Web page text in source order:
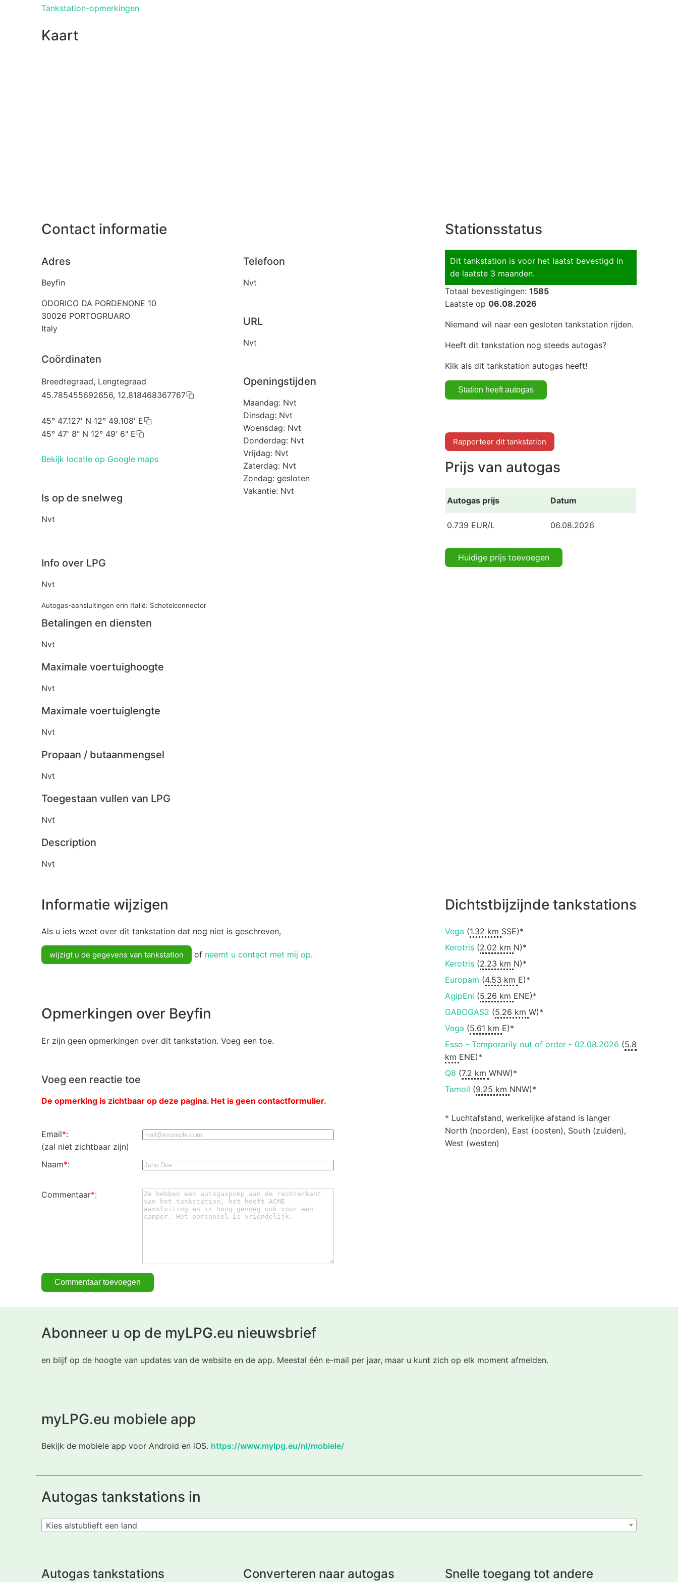
Tankstation-opmerkingen
Kaart
Contact informatie
Adres
Beyfin
ODORICO DA PORDENONE 10
30026 PORTOGRUARO
Italy
Coördinaten
Breedtegraad, Lengtegraad
45.785455692656, 12.818468367767
45° 47.127' N 12° 49.108' E
45° 47' 8" N 12° 49' 6" E
Bekijk locatie op Google maps
Is op de snelweg
Nvt
Telefoon
Nvt
URL
Nvt
Openingstijden
Maandag: Nvt
Dinsdag: Nvt
Woensdag: Nvt
Donderdag: Nvt
Vrijdag: Nvt
Zaterdag: Nvt
Zondag: gesloten
Vakantie: Nvt
Info over LPG
Nvt
Autogas-aansluitingen erin Italië: Schotelconnector
Betalingen en diensten
Nvt
Maximale voertuighoogte
Nvt
Maximale voertuiglengte
Nvt
Propaan / butaanmengsel
Nvt
Toegestaan vullen van LPG
Nvt
Description
Nvt
Stationsstatus
Dit tankstation is voor het laatst bevestigd in
de laatste 3 maanden.
Totaal bevestigingen: 1585
Laatste op 06.08.2026
Niemand wil naar een gesloten tankstation rijden.
Heeft dit tankstation nog steeds autogas?
Klik als dit tankstation autogas heeft!
Rapporteer dit tankstation
Prijs van autogas
Autogas prijs Datum
0.739 EUR/L 06.08.2026
Huidige prijs toevoegen
Informatie wijzigen
Als u iets weet over dit tankstation dat nog niet is geschreven,
wijzigt u de gegevens van tankstation of neemt u contact met mij op.
Opmerkingen over Beyfin
Er zijn geen opmerkingen over dit tankstation. Voeg een toe.
Voeg een reactie toe
De opmerking is zichtbaar op deze pagina. Het is geen contactformulier.
Email*:
(zal niet zichtbaar zijn)
Naam*:
Commentaar*:
Dichtstbijzijnde tankstations
Vega (1.32 km SSE)*
Kerotris(2.02 km N)*
Kerotris(2.23 km N)*
Europam (4.53 km E)*
AgipEni (5.26 km ENE)*
GABOGAS2 (5.26 km W)*
Vega (5.61 km E)*
Esso - Temporarily out of order - 02.08.2026 (5.8
km ENE)*
Q8 (7.2 km WNW)*
Tamoil (9.25 km NNW)*
* Luchtafstand, werkelijke afstand is langer
North (noorden), East (oosten), South (zuiden),
West (westen)
Abonneer u op de myLPG.eu nieuwsbrief
en blijf op de hoogte van updates van de website en de app. Meestal één e-mail per jaar, maar u kunt zich op elk moment afmelden.
myLPG.eu mobiele app
Bekijk de mobiele app voor Android en iOS. https://www.mylpg.eu/nl/mobiele/
Autogas tankstations in
Kies alstublieft een land
Autogas tankstations Converteren naar autogas Snelle toegang tot andere